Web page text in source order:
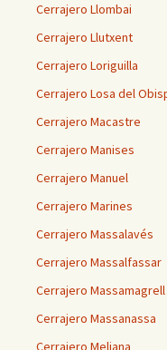
Cerrajero Llombai
Cerrajero Llutxent
Cerrajero Loriguilla
Cerrajero Losa del
Cerrajero Macastre
Cerrajero Manises
Cerrajero Manuel
Cerrajero Marines
Cerrajero Massalavés
Cerrajero Massalfassar
Cerrajero Massamagrell
Cerrajero Massanassa
Cerrajero Meliana